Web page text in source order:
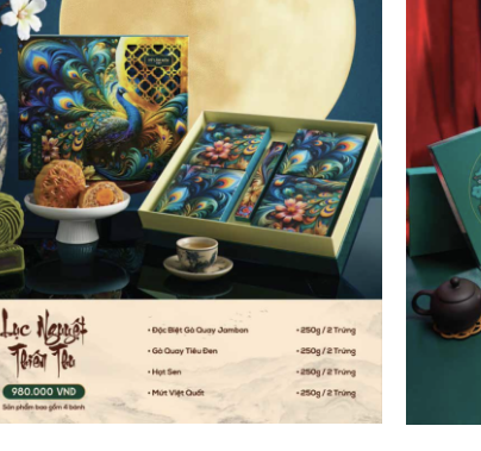
ADD TO CART / QUICK VIEW